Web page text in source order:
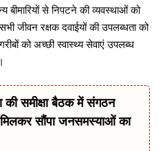
बीमारियों से निपटने की व्यवस्थाओं को
जीवन रक्षक दवाईयों की उपलब्धता को
को अच्छी स्वास्थ्य सेवाएं उपलब्ध
समीक्षा बैठक में संगठन
सौंपा जनसमस्याओं का